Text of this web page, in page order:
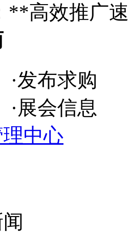
**高效推广
发布求购
展会信息
中心